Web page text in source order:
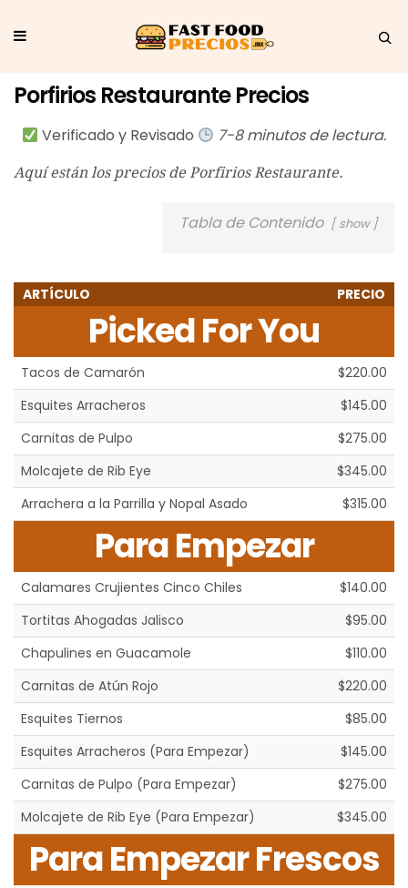
Porfirios Restaurante Precios
Verificado y Revisado 7-8 minutos de lectura.
Aquí están los precios de Porfirios Restaurante.
Tabla de Contenido show
ARTÍCULO PRECIO
Picked For You
Tacos de Camarón
$220.00
Esquites Arracheros
$145.00
Carnitas de Pulpo
$275.00
Molcajete de Rib Eye
$345.00
Arrachera a la Parrilla y Nopal Asado
$315.00
Para Empezar
Calamares Crujientes Cinco Chiles
$140.00
Tortitas Ahogadas Jalisco
$95.00
Chapulines en Guacamole
$110.00
Carnitas de Atún Rojo
$220.00
Esquites Tiernos
$85.00
Esquites Arracheros (Para Empezar)
$145.00
Carnitas de Pulpo (Para Empezar)
$275.00
Molcajete de Rib Eye (Para Empezar)
$345.00
Para Empezar Frescos